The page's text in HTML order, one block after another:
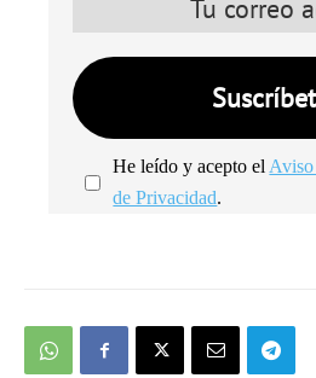
He leído y acepto el
de Privacidad.